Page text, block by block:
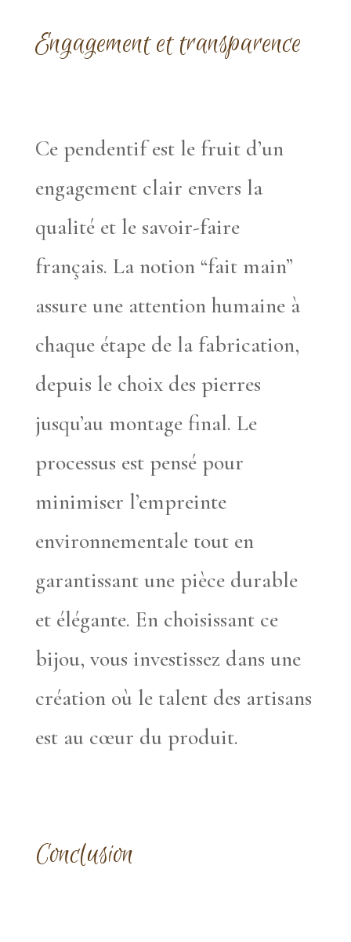
Engagement et transparence
Ce pendentif est le fruit d’un
engagement clair envers la
qualité et le savoir-faire
français. La notion “fait main”
assure une attention humaine à
chaque étape de la fabrication,
depuis le choix des pierres
jusqu’au montage final. Le
processus est pensé pour
minimiser l’empreinte
environnementale tout en
garantissant une pièce durable
et élégante. En choisissant ce
bijou, vous investissez dans une
création où le talent des artisans
est au cœur du produit.
Conclusion